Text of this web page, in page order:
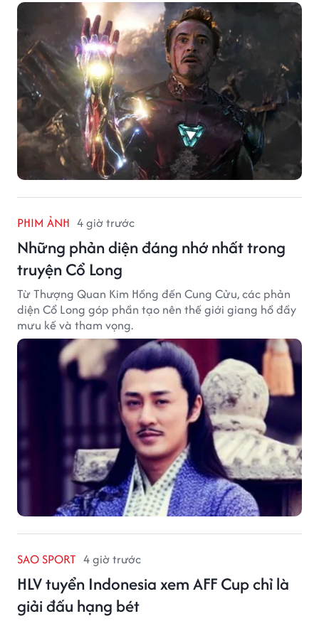
PHIM ẢNH 4 giờ trước
Những phản diện đáng nhớ nhất trong
truyện Cổ Long
Từ Thượng Quan Kim Hồng đến Cung Cửu, các phản
diện Cổ Long góp phần tạo nên thế giới giang hồ đầy
mưu kế và tham vọng.
SAO SPORT 4 giờ trước
HLV tuyển Indonesia xem AFF Cup chỉ là
giải đấu hạng bét